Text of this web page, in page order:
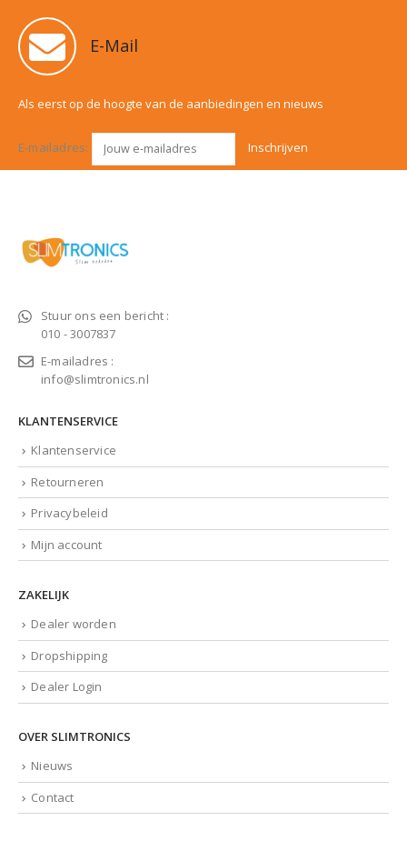
E-Mail
Als eerst op de hoogte van de aanbiedingen en nieuws
E-mailadres:
Stuur ons een bericht :
010 - 3007837
E-mailadres :
info@slimtronics.nl
KLANTENSERVICE
Klantenservice
Retourneren
Privacybeleid
Mijn account
ZAKELIJK
Dealer worden
Dropshipping
Dealer Login
OVER SLIMTRONICS
Nieuws
Contact